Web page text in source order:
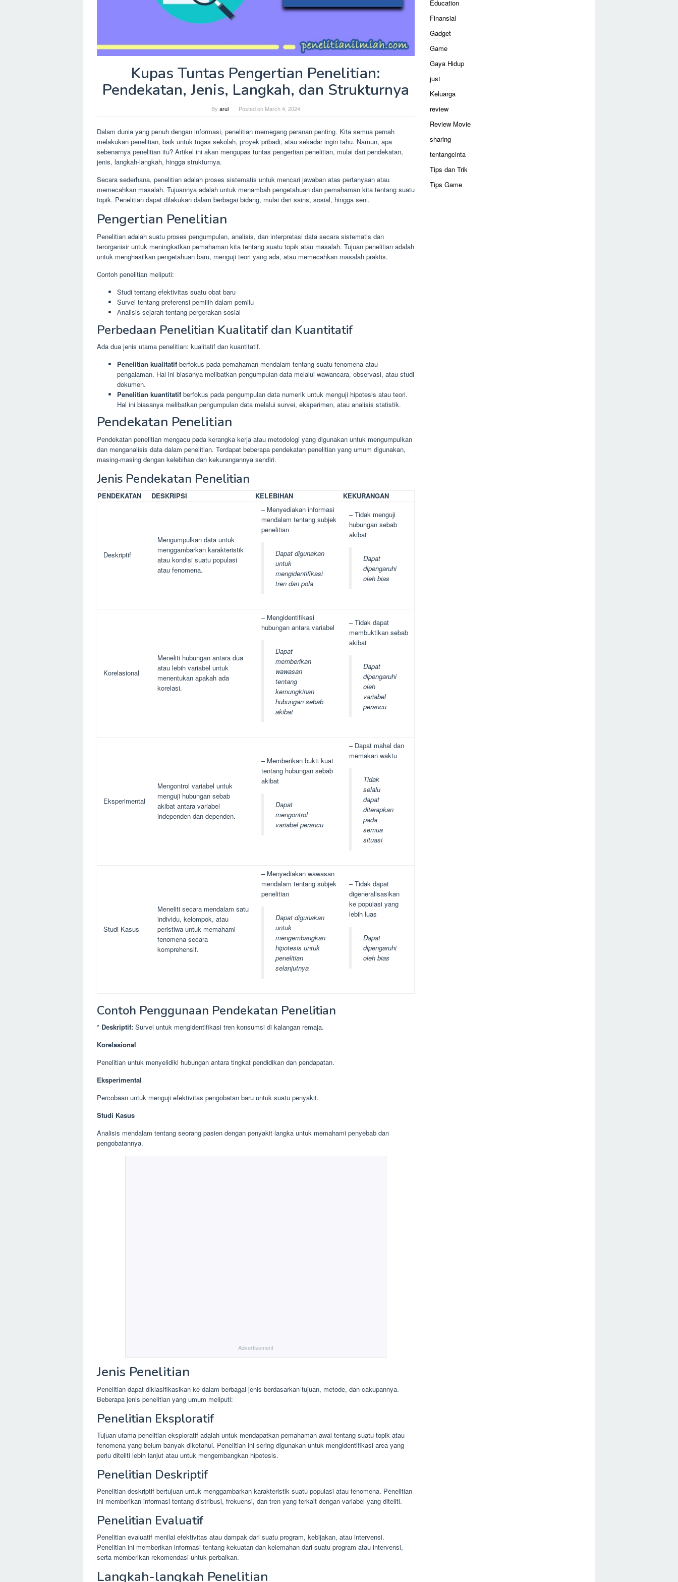
Kupas Tuntas Pengertian Penelitian:
Pendekatan, Jenis, Langkah, dan Strukturnya
By arul Posted on March 4, 2024
Dalam dunia yang penuh dengan informasi, penelitian memegang peranan penting. Kita semua pernah
melakukan penelitian, baik untuk tugas sekolah, proyek pribadi, atau sekadar ingin tahu. Namun, apa
sebenarnya penelitian itu? Artikel ini akan mengupas tuntas pengertian penelitian, mulai dari pendekatan,
jenis, langkah-langkah, hingga strukturnya.
Secara sederhana, penelitian adalah proses sistematis untuk mencari jawaban atas pertanyaan atau
memecahkan masalah. Tujuannya adalah untuk menambah pengetahuan dan pemahaman kita tentang suatu
topik. Penelitian dapat dilakukan dalam berbagai bidang, mulai dari sains, sosial, hingga seni.
Pengertian Penelitian
Penelitian adalah suatu proses pengumpulan, analisis, dan interpretasi data secara sistematis dan
terorganisir untuk meningkatkan pemahaman kita tentang suatu topik atau masalah. Tujuan penelitian adalah
untuk menghasilkan pengetahuan baru, menguji teori yang ada, atau memecahkan masalah praktis.
Contoh penelitian meliputi:
Studi tentang efektivitas suatu obat baru
Survei tentang preferensi pemilih dalam pemilu
Analisis sejarah tentang pergerakan sosial
Perbedaan Penelitian Kualitatif dan Kuantitatif
Ada dua jenis utama penelitian: kualitatif dan kuantitatif.
Penelitian kualitatif berfokus pada pemahaman mendalam tentang suatu fenomena atau
pengalaman. Hal ini biasanya melibatkan pengumpulan data melalui wawancara, observasi, atau studi
dokumen.
Penelitian kuantitatif berfokus pada pengumpulan data numerik untuk menguji hipotesis atau teori.
Hal ini biasanya melibatkan pengumpulan data melalui survei, eksperimen, atau analisis statistik.
Pendekatan Penelitian
Pendekatan penelitian mengacu pada kerangka kerja atau metodologi yang digunakan untuk mengumpulkan
dan menganalisis data dalam penelitian. Terdapat beberapa pendekatan penelitian yang umum digunakan,
masing-masing dengan kelebihan dan kekurangannya sendiri.
Jenis Pendekatan Penelitian
PENDEKATAN DESKRIPSI KELEBIHAN KEKURANGAN
Deskriptif
Mengumpulkan data untuk
menggambarkan karakteristik
atau kondisi suatu populasi
atau fenomena.
– Menyediakan informasi
mendalam tentang subjek
penelitian
Dapat digunakan
untuk
mengidentifikasi
tren dan pola
– Tidak menguji
hubungan sebab
akibat
Dapat
dipengaruhi
oleh bias
Korelasional
Meneliti hubungan antara dua
atau lebih variabel untuk
menentukan apakah ada
korelasi.
– Mengidentifikasi
hubungan antara variabel
Dapat
memberikan
wawasan
tentang
kemungkinan
hubungan sebab
akibat
– Tidak dapat
membuktikan sebab
akibat
Dapat
dipengaruhi
oleh
variabel
perancu
Eksperimental
Mengontrol variabel untuk
menguji hubungan sebab
akibat antara variabel
independen dan dependen.
– Memberikan bukti kuat
tentang hubungan sebab
akibat
Dapat
mengontrol
variabel perancu
– Dapat mahal dan
memakan waktu
Tidak
selalu
dapat
diterapkan
pada
semua
situasi
Studi Kasus
Meneliti secara mendalam satu
individu, kelompok, atau
peristiwa untuk memahami
fenomena secara
komprehensif.
– Menyediakan wawasan
mendalam tentang subjek
penelitian
Dapat digunakan
untuk
mengembangkan
hipotesis untuk
penelitian
selanjutnya
– Tidak dapat
digeneralisasikan
ke populasi yang
lebih luas
Dapat
dipengaruhi
oleh bias
Contoh Penggunaan Pendekatan Penelitian
* Deskriptif: Survei untuk mengidentifikasi tren konsumsi di kalangan remaja.
Korelasional
Penelitian untuk menyelidiki hubungan antara tingkat pendidikan dan pendapatan.
Eksperimental
Percobaan untuk menguji efektivitas pengobatan baru untuk suatu penyakit.
Studi Kasus
Analisis mendalam tentang seorang pasien dengan penyakit langka untuk memahami penyebab dan
pengobatannya.
Advertisement
Jenis Penelitian
Penelitian dapat diklasifikasikan ke dalam berbagai jenis berdasarkan tujuan, metode, dan cakupannya.
Beberapa jenis penelitian yang umum meliputi:
Penelitian Eksploratif
Tujuan utama penelitian eksploratif adalah untuk mendapatkan pemahaman awal tentang suatu topik atau
fenomena yang belum banyak diketahui. Penelitian ini sering digunakan untuk mengidentifikasi area yang
perlu diteliti lebih lanjut atau untuk mengembangkan hipotesis.
Penelitian Deskriptif
Penelitian deskriptif bertujuan untuk menggambarkan karakteristik suatu populasi atau fenomena. Penelitian
ini memberikan informasi tentang distribusi, frekuensi, dan tren yang terkait dengan variabel yang diteliti.
Penelitian Evaluatif
Penelitian evaluatif menilai efektivitas atau dampak dari suatu program, kebijakan, atau intervensi.
Penelitian ini memberikan informasi tentang kekuatan dan kelemahan dari suatu program atau intervensi,
serta memberikan rekomendasi untuk perbaikan.
Langkah-langkah Penelitian
Education
Finansial
Gadget
Game
Gaya Hidup
just
Keluarga
review
Review Movie
sharing
tentangcinta
Tips dan Trik
Tips Game